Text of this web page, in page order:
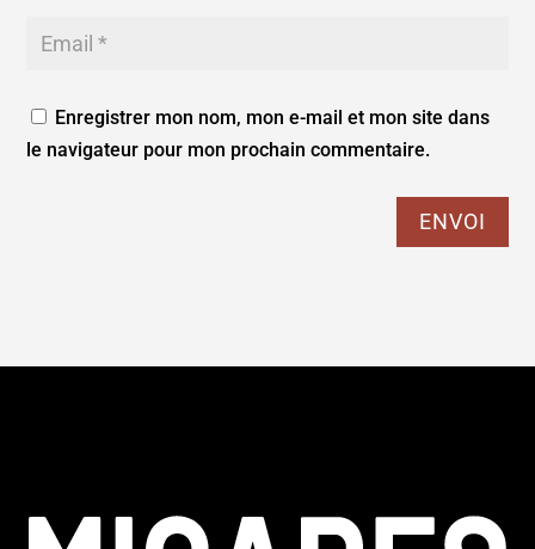
Enregistrer mon nom, mon e-mail et mon site dans
le navigateur pour mon prochain commentaire.
ENVOI